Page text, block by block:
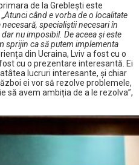
de la Greblești este
Atunci când e vorba de o localitate
specialiștii necesari în
nu imposibil. De aceea și este
sprijin ca să putem implementa
din Ucraina, Lviv a fost cu o
cu o prezentare interesantă. Ei
lucruri interesante, și chiar
ei vor să rezolve problemele,
să avem ambiția de a le rezolva”,